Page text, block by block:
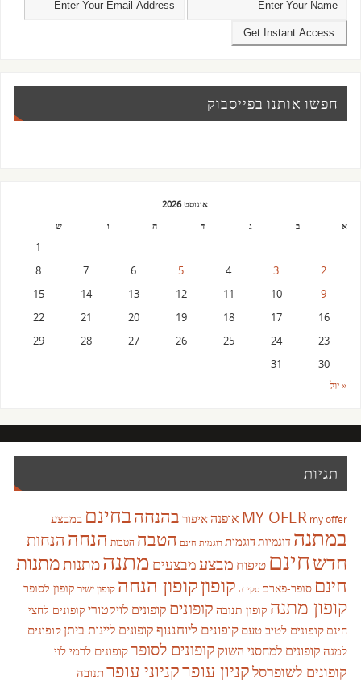
חפשו אותנו בפייסבוק
אוגוסט 2026
א
ב ג ד ה ו ש
1
2
3
4
5
6
7
8
9
10
11
12
13
14
15
16
17
18
19
20
21
22
23
24
25
26
27
28
29
30
31
« יול
תגיות
MY OFER my offer אופנהאיפור בהנחהבחינם במבצע
במתנה דוגמיות דוגמית דוגמית חינם הטבה הטבות הנחה הנחות
חדשחינם טיפוח מבצעמבצעים מתנהמתנותמתנות
חינם סופר-פארם סקירה קופוןקופון הנחה קופון ישיר קופון לסופר
קופון מתנה קופון תנובה קופונים קופונים לויקטורי קופונים לחצי
חינם קופונים לטיב טעם קופונים ליוחננוףקופונים ליינות ביתןקופונים
למגה קופונים למחסני השוק קופונים לסופרקופונים לרמי לוי
קופונים לשופרסלקניון עופרקניוני עופרתנובה